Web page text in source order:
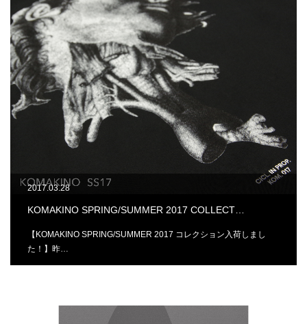
2017.03.28
KOMAKINO SPRING/SUMMER 2017 COLLECT…
【KOMAKINO SPRING/SUMMER 2017 コレクション入荷しまし
た！】昨…